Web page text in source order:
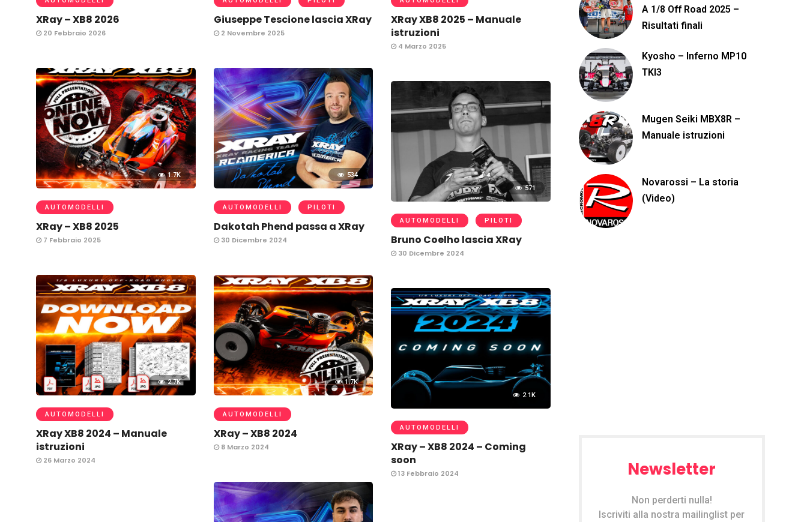
XRay – XB8 2026
20 Febbraio 2026
Giuseppe Tescione lascia XRay
2 Novembre 2025
XRay XB8 2025 – Manuale
istruzioni
4 Marzo 2025
1.7K
AUTOMODELLI
XRay – XB8 2025
7 Febbraio 2025
534
AUTOMODELLI PILOTI
Dakotah Phend passa a XRay
30 Dicembre 2024
571
AUTOMODELLI PILOTI
Bruno Coelho lascia XRay
30 Dicembre 2024
2.7K
AUTOMODELLI
XRay XB8 2024 – Manuale
istruzioni
26 Marzo 2024
1.7K
AUTOMODELLI
XRay – XB8 2024
8 Marzo 2024
2.1K
AUTOMODELLI
XRay – XB8 2024 – Coming
soon
13 Febbraio 2024
A 1/8 Off Road 2025 –
Risultati finali
Kyosho – Inferno MP10
TKI3
Mugen Seiki MBX8R –
Manuale istruzioni
Novarossi – La storia
(Video)
Newsletter
Non perderti nulla!
Iscriviti alla nostra mailinglist per